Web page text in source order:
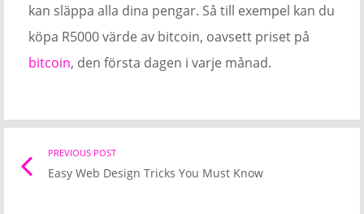
kan släppa alla dina pengar. Så till exempel kan du
köpa R5000 värde av bitcoin, oavsett priset på
bitcoin, den första dagen i varje månad.
PostPREVIOUS POST
Easy Web Design Tricks You Must Know